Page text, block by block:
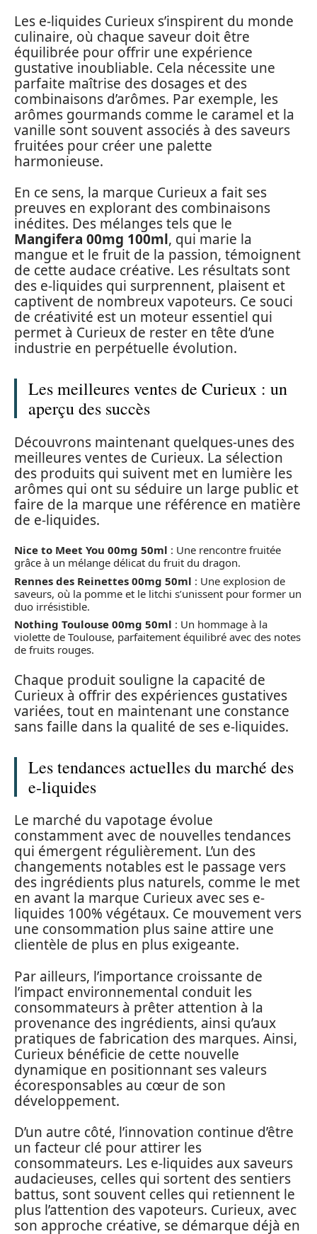
Les e-liquides Curieux s’inspirent du monde
culinaire, où chaque saveur doit être
équilibrée pour offrir une expérience
gustative inoubliable. Cela nécessite une
parfaite maîtrise des dosages et des
combinaisons d’arômes. Par exemple, les
arômes gourmands comme le caramel et la
vanille sont souvent associés à des saveurs
fruitées pour créer une palette
harmonieuse.
En ce sens, la marque Curieux a fait ses
preuves en explorant des combinaisons
inédites. Des mélanges tels que le
Mangifera 00mg 100ml, qui marie la
mangue et le fruit de la passion, témoignent
de cette audace créative. Les résultats sont
des e-liquides qui surprennent, plaisent et
captivent de nombreux vapoteurs. Ce souci
de créativité est un moteur essentiel qui
permet à Curieux de rester en tête d’une
industrie en perpétuelle évolution.
Les meilleures ventes de Curieux : un
aperçu des succès
Découvrons maintenant quelques-unes des
meilleures ventes de Curieux. La sélection
des produits qui suivent met en lumière les
arômes qui ont su séduire un large public et
faire de la marque une référence en matière
de e-liquides.
Nice to Meet You 00mg 50ml : Une rencontre fruitée
grâce à un mélange délicat du fruit du dragon.
Rennes des Reinettes 00mg 50ml : Une explosion de
saveurs, où la pomme et le litchi s’unissent pour former un
duo irrésistible.
Nothing Toulouse 00mg 50ml : Un hommage à la
violette de Toulouse, parfaitement équilibré avec des notes
de fruits rouges.
Chaque produit souligne la capacité de
Curieux à offrir des expériences gustatives
variées, tout en maintenant une constance
sans faille dans la qualité de ses e-liquides.
Les tendances actuelles du marché des
e-liquides
Le marché du vapotage évolue
constamment avec de nouvelles tendances
qui émergent régulièrement. L’un des
changements notables est le passage vers
des ingrédients plus naturels, comme le met
en avant la marque Curieux avec ses e-
liquides 100% végétaux. Ce mouvement vers
une consommation plus saine attire une
clientèle de plus en plus exigeante.
Par ailleurs, l’importance croissante de
l’impact environnemental conduit les
consommateurs à prêter attention à la
provenance des ingrédients, ainsi qu’aux
pratiques de fabrication des marques. Ainsi,
Curieux bénéficie de cette nouvelle
dynamique en positionnant ses valeurs
écoresponsables au cœur de son
développement.
D’un autre côté, l’innovation continue d’être
un facteur clé pour attirer les
consommateurs. Les e-liquides aux saveurs
audacieuses, celles qui sortent des sentiers
battus, sont souvent celles qui retiennent le
plus l’attention des vapoteurs. Curieux, avec
son approche créative, se démarque déjà en